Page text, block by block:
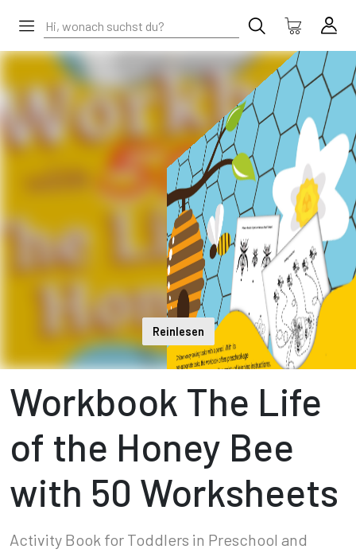
Reinlesen
Workbook The Life
of the Honey Bee
with 50 Worksheets
Activity Book for Toddlers in Preschool and